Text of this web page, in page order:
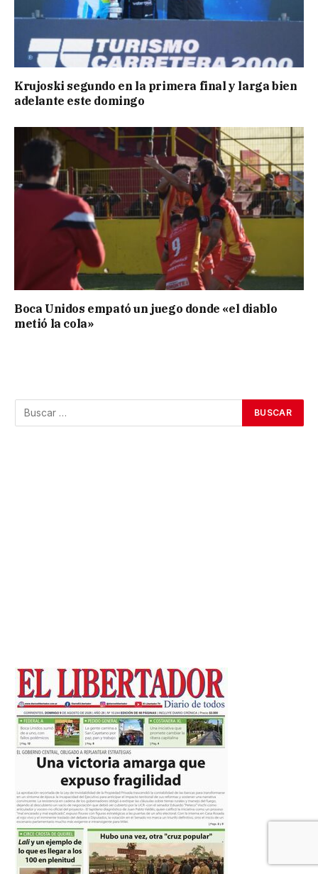
Krujoski segundo en la primera final y larga bien
adelante este domingo
Boca Unidos empató un juego donde «el diablo
metió la cola»